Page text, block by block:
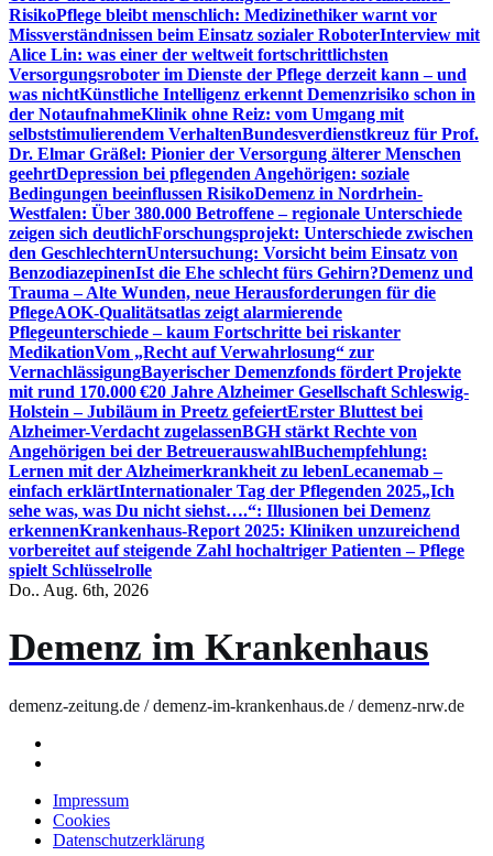
RisikoPflege bleibt menschlich: Medizinethiker warnt vor
Missverständnissen beim Einsatz sozialer RoboterInterview mit
Alice Lin: was einer der weltweit fortschrittlichsten
Versorgungsroboter im Dienste der Pflege derzeit kann – und
was nichtKünstliche Intelligenz erkennt Demenzrisiko schon in
der NotaufnahmeKlinik ohne Reiz: vom Umgang mit
selbststimulierendem VerhaltenBundesverdienstkreuz für Prof.
Dr. Elmar Gräßel: Pionier der Versorgung älterer Menschen
geehrtDepression bei pflegenden Angehörigen: soziale
Bedingungen beeinflussen RisikoDemenz in Nordrhein-
Westfalen: Über 380.000 Betroffene – regionale Unterschiede
zeigen sich deutlichForschungsprojekt: Unterschiede zwischen
den GeschlechternUntersuchung: Vorsicht beim Einsatz von
BenzodiazepinenIst die Ehe schlecht fürs Gehirn?Demenz und
Trauma – Alte Wunden, neue Herausforderungen für die
PflegeAOK-Qualitätsatlas zeigt alarmierende
Pflegeunterschiede – kaum Fortschritte bei riskanter
MedikationVom „Recht auf Verwahrlosung“ zur
VernachlässigungBayerischer Demenzfonds fördert Projekte
mit rund 170.000 €20 Jahre Alzheimer Gesellschaft Schleswig-
Holstein – Jubiläum in Preetz gefeiertErster Bluttest bei
Alzheimer-Verdacht zugelassenBGH stärkt Rechte von
Angehörigen bei der BetreuerauswahlBuchempfehlung:
Lernen mit der Alzheimerkrankheit zu lebenLecanemab –
einfach erklärtInternationaler Tag der Pflegenden 2025„Ich
sehe was, was Du nicht siehst….“: Illusionen bei Demenz
erkennenKrankenhaus-Report 2025: Kliniken unzureichend
vorbereitet auf steigende Zahl hochaltriger Patienten – Pflege
spielt Schlüsselrolle
Do.. Aug. 6th, 2026
Demenz im Krankenhaus
demenz-zeitung.de / demenz-im-krankenhaus.de / demenz-nrw.de
Impressum
Cookies
Datenschutzerklärung